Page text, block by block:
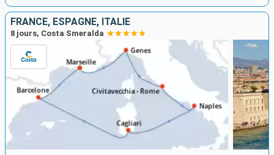
FRANCE, ESPAGNE, ITALIE
8 jours, Costa Smeralda